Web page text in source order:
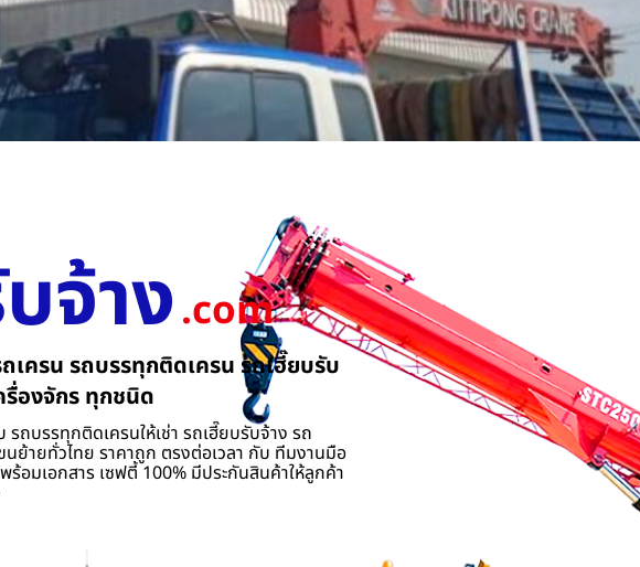
จ้าง.com
ถเครน รถบรรทุกติดเครน รถเฮี๊ยบรับ
รื่องจักร ทุกชนิด
รถบรรทุกติดเครนให้เช่า รถเฮี๊ยบรับจ้าง รถ
นย้ายทั่วไทย ราคาถูก ตรงต่อเวลา กับ ทีมงานมือ
อมเอกสาร เซฟตี้ 100% มีประกันสินค้าให้ลูกค้า